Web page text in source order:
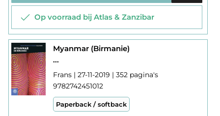
Op voorraad bij Atlas & Zanzibar
Myanmar (Birmanie)
...
Frans | 27-11-2019 | 352 pagina's
9782742451012
Paperback / softback